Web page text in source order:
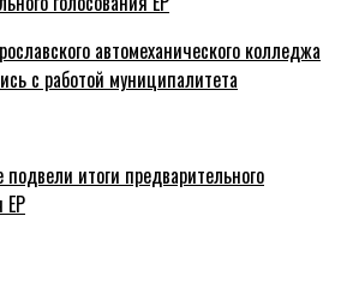
автомеханического колледжа
с работой муниципалитета
подвели итоги предварительного
ЕР